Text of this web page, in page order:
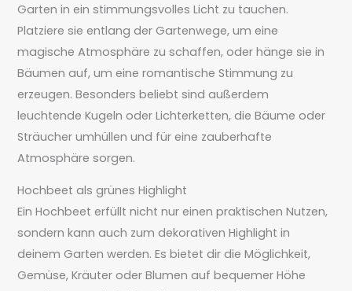
Garten in ein stimmungsvolles Licht zu tauchen.
Platziere sie entlang der Gartenwege, um eine
magische Atmosphäre zu schaffen, oder hänge sie in
Bäumen auf, um eine romantische Stimmung zu
erzeugen. Besonders beliebt sind außerdem
leuchtende Kugeln oder Lichterketten, die Bäume oder
Sträucher umhüllen und für eine zauberhafte
Atmosphäre sorgen.
Hochbeet als grünes Highlight
Ein Hochbeet erfüllt nicht nur einen praktischen Nutzen,
sondern kann auch zum dekorativen Highlight in
deinem Garten werden. Es bietet dir die Möglichkeit,
Gemüse, Kräuter oder Blumen auf bequemer Höhe